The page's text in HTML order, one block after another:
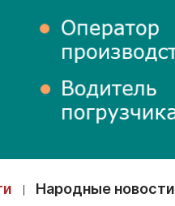
Народные новости